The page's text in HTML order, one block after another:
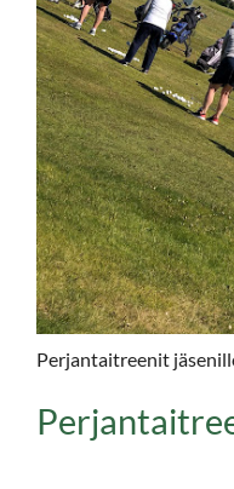
Perjantaitreenit